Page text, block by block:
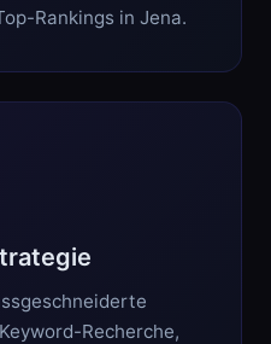
Rankings in Jena.
Recherche,